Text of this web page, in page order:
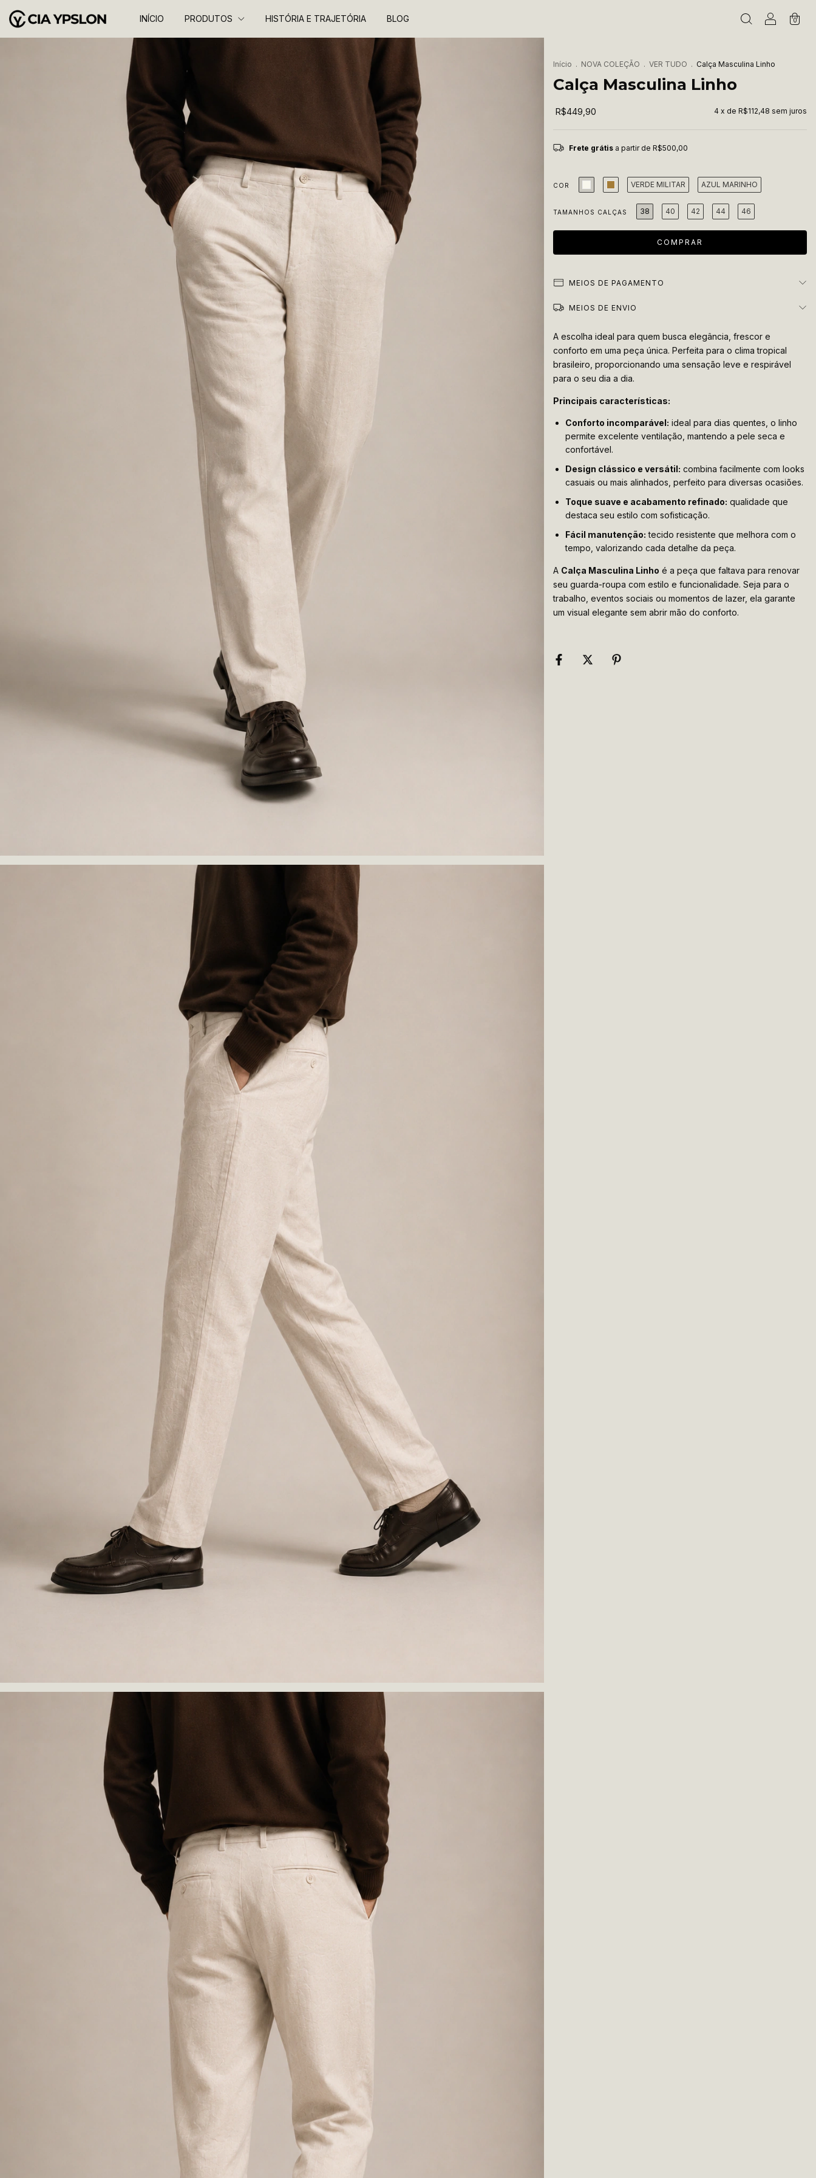
INÍCIO PRODUTOS HISTÓRIA E TRAJETÓRIA BLOG 0
Início . NOVA COLEÇÃO . VER TUDO . Calça Masculina Linho
Calça Masculina Linho
R$449,90 4 x de R$112,48 sem juros
Frete grátis a partir de R$500,00
COR VERDE MILITAR AZUL MARINHO
TAMANHOS CALÇAS 38 40 42 44 46
MEIOS DE PAGAMENTO
MEIOS DE ENVIO
A escolha ideal para quem busca elegância, frescor e
conforto em uma peça única. Perfeita para o clima tropical
brasileiro, proporcionando uma sensação leve e respirável
para o seu dia a dia.
Principais características:
Conforto incomparável: ideal para dias quentes, o linho
permite excelente ventilação, mantendo a pele seca e
confortável.
Design clássico e versátil: combina facilmente com looks
casuais ou mais alinhados, perfeito para diversas ocasiões.
Toque suave e acabamento refinado: qualidade que
destaca seu estilo com sofisticação.
Fácil manutenção: tecido resistente que melhora com o
tempo, valorizando cada detalhe da peça.
A Calça Masculina Linho é a peça que faltava para renovar
seu guarda-roupa com estilo e funcionalidade. Seja para o
trabalho, eventos sociais ou momentos de lazer, ela garante
um visual elegante sem abrir mão do conforto.